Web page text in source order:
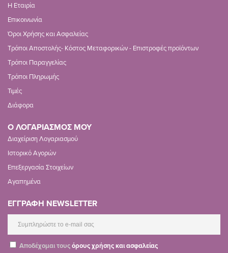
Η Εταιρία
Επικοινωνία
Όροι Χρήσης και Ασφαλείας
Τρόποι Αποστολής- Κόστος Μεταφορικών - Επιστροφές προϊόντων
Τρόποι Παραγγελίας
Τρόποι Πληρωμής
Τιμές
Διάφορα
Ο ΛΟΓΑΡΙΑΣΜΟΣ ΜΟΥ
Διαχείριση Λογαριασμού
Ιστορικό Αγορών
Επεξεργασία Στοιχείων
Αγαπημένα
ΕΓΓΡΑΦΗ NEWSLETTER
Αποδέχομαι τουςόρους χρήσης και ασφαλείας